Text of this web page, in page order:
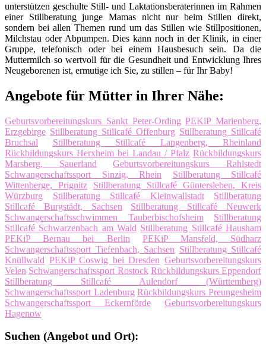
unterstützen geschulte Still- und Laktationsberaterinnen im Rahmen
einer Stillberatung junge Mamas nicht nur beim Stillen direkt,
sondern bei allen Themen rund um das Stillen wie Stillpositionen,
Milchstau oder Abpumpen. Dies kann noch in der Klinik, in einer
Gruppe, telefonisch oder bei einem Hausbesuch sein. Da die
Muttermilch so wertvoll für die Gesundheit und Entwicklung Ihres
Neugeborenen ist, ermutige ich Sie, zu stillen – für Ihr Baby!
Angebote für Mütter in Ihrer Nähe:
Geburtsvorbereitungskurs Sankt Peter-Ording PEKiP Marienberg,
Erzgebirge Stillberatung Stillcafé Offenburg Stillberatung Stillcafé
Bruchsal
Stillberatung Stillcafé Langenberg, Rheinland
Rückbildungskurs Herxheim bei Landau / Pfalz Rückbildungskurs
Marsberg, Sauerland
Geburtsvorbereitungskurs Rahlstedt
Schwangerschaftssport Sinzig, Rhein
Stillberatung Stillcafé
Wittenberge, Prignitz
Stillberatung Stillcafé Güntersleben, Kreis
Würzburg
Stillberatung Stillcafé Kleinwallstadt
Stillberatung
Stillcafé Burgstädt, Sachsen
Stillberatung Stillcafé Neuwerk
Schwangerschaftsschwimmen Tauberbischofsheim
Stillberatung
Stillcafé Schwarzenbach am Wald Stillberatung Stillcafé Hausham
PEKiP Bernau bei Berlin
PEKiP Mansfeld, Südharz
Schwangerschaftssport Tiefenbach, Sachsen Stillberatung Stillcafé
Knüllwald PEKiP Coswig bei Dresden Geburtsvorbereitungskurs
Velen Schwangerschaftssport Rostock Rückbildungskurs Eppendorf
Stillberatung Stillcafé Aulendorf (Württemberg)
Schwangerschaftssport Ladenburg Rückbildungskurs Preungesheim
Schwangerschaftssport Eckernförde
Geburtsvorbereitungskurs
Hagenow
Suchen (Angebot und Ort):